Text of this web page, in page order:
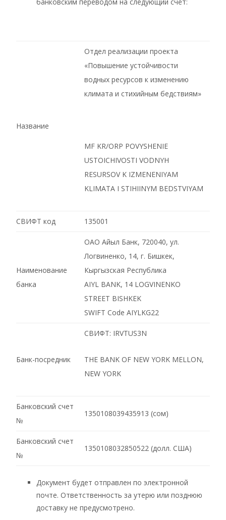
Название
Отдел реализации проекта
«Повышение устойчивости
водных ресурсов к изменению
климата и стихийным бедствиям»
MF KR/ORP POVYSHENIE
USTOICHIVOSTI VODNYH
RESURSOV K IZMENENIYAM
KLIMATA I STIHIINYM BEDSTVIYAM
СВИФТ код 135001
Наименование
банка
ОАО Айыл Банк, 720040, ул.
Логвиненко, 14, г. Бишкек,
Кыргызская Республика
AIYL BANK, 14 LOGVINENKO
STREET BISHKEK
SWIFT Code AIYLKG22
Банк-посредник
СВИФТ: IRVTUS3N
THE BANK OF NEW YORK MELLON,
NEW YORK
Банковский счет
№
1350108039435913 (сом)
Банковский счет
№
1350108032850522 (долл. США)
Документ будет отправлен по электронной
почте. Ответственность за утерю или позднюю
доставку не предусмотрено.